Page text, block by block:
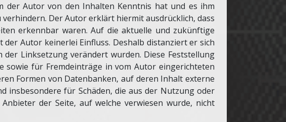
der Autor von den Inhalten Kenntnis hat und es ihm
Der Autor erklärt hiermit ausdrücklich, dass
erkennbar waren. Auf die aktuelle und zukünftige
Autor keinerlei Einfluss. Deshalb distanziert er sich
Linksetzung verändert wurden. Diese Feststellung
für Fremdeinträge in vom Autor eingerichteten
Formen von Datenbanken, auf deren Inhalt externe
insbesondere für Schäden, die aus der Nutzung oder
der Seite, auf welche verwiesen wurde, nicht